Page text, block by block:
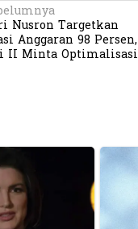
Nusron Targetkan
Anggaran 98 Persen,
II Minta Optimalisasi